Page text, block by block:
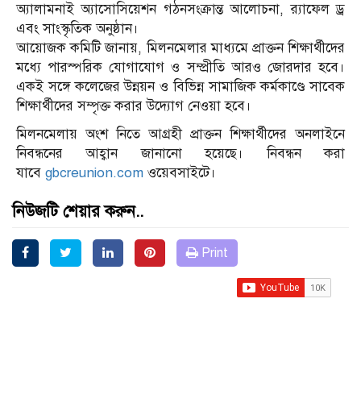
অ্যালামনাই অ্যাসোসিয়েশন গঠনসংক্রান্ত আলোচনা, র‍্যাফেল ড্র
এবং সাংস্কৃতিক অনুষ্ঠান।
আয়োজক কমিটি জানায়, মিলনমেলার মাধ্যমে প্রাক্তন শিক্ষার্থীদের
মধ্যে পারস্পরিক যোগাযোগ ও সম্প্রীতি আরও জোরদার হবে।
একই সঙ্গে কলেজের উন্নয়ন ও বিভিন্ন সামাজিক কর্মকাণ্ডে সাবেক
শিক্ষার্থীদের সম্পৃক্ত করার উদ্যোগ নেওয়া হবে।
মিলনমেলায় অংশ নিতে আগ্রহী প্রাক্তন শিক্ষার্থীদের অনলাইনে
নিবন্ধনের আহ্বান জানানো হয়েছে। নিবন্ধন করা
যাবে gbcreunion.com ওয়েবসাইটে।
নিউজটি শেয়ার করুন..
Print